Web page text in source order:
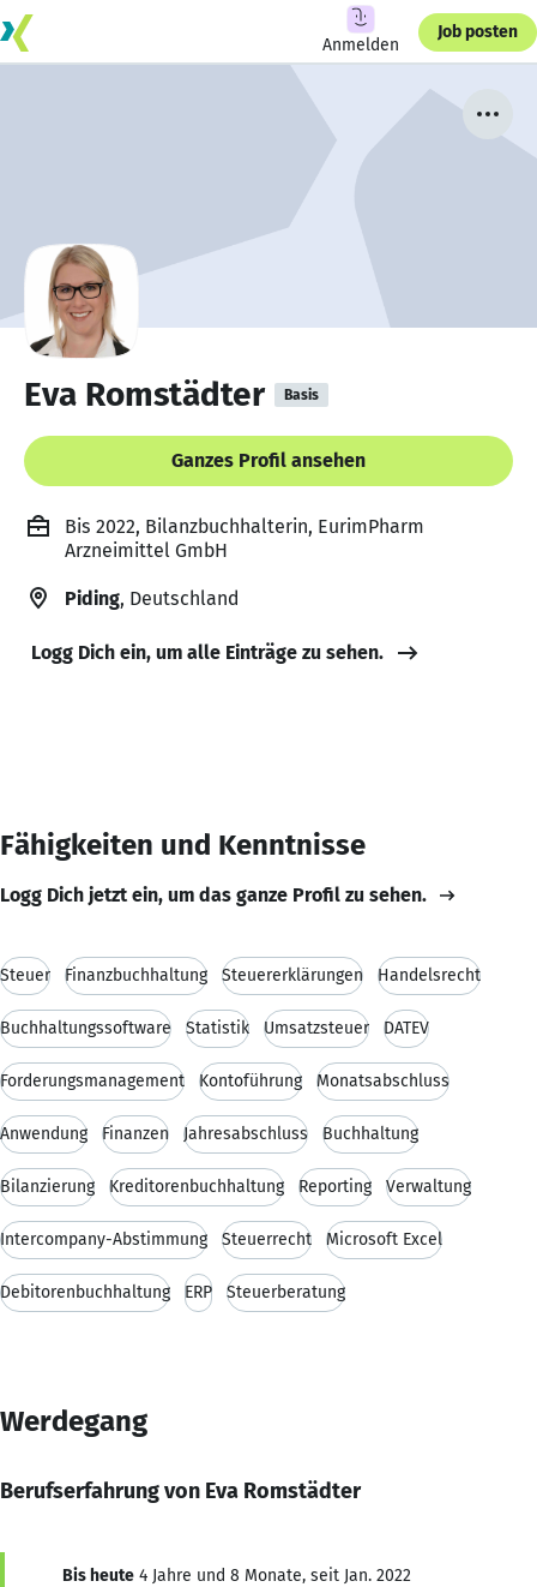
Anmelden
Job posten
Eva Romstädter Basis
Ganzes Profil ansehen
Bis 2022, Bilanzbuchhalterin, EurimPharm
Arzneimittel GmbH
Piding, Deutschland
Logg Dich ein, um alle Einträge zu sehen.
Fähigkeiten und Kenntnisse
Logg Dich jetzt ein, um das ganze Profil zu sehen.
Steuer Finanzbuchhaltung Steuererklärungen Handelsrecht
Buchhaltungssoftware Statistik Umsatzsteuer DATEV
Forderungsmanagement Kontoführung Monatsabschluss
Anwendung Finanzen Jahresabschluss Buchhaltung
Bilanzierung Kreditorenbuchhaltung Reporting Verwaltung
Intercompany-Abstimmung Steuerrecht Microsoft Excel
Debitorenbuchhaltung ERP Steuerberatung
Werdegang
Berufserfahrung von Eva Romstädter
Bis heute 4 Jahre und 8 Monate, seit Jan. 2022